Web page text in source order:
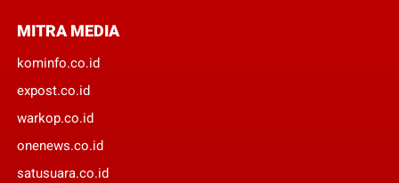
MITRA MEDIA
kominfo.co.id
expost.co.id
warkop.co.id
onenews.co.id
satusuara.co.id